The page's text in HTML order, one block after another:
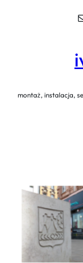
montaż, instalacja,